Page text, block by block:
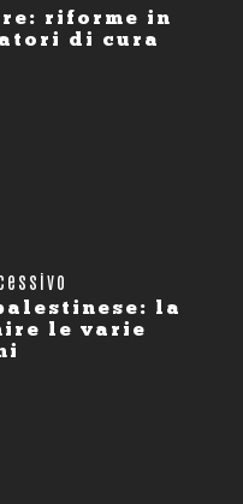
riforme in
di cura
la
le varie